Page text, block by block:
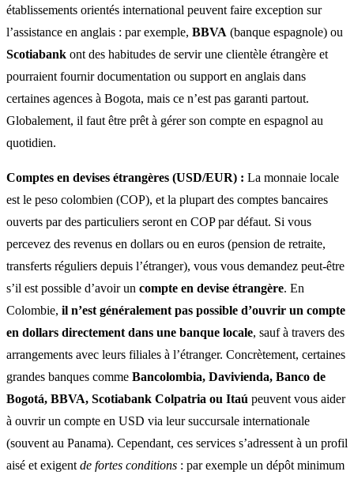
établissements orientés international peuvent faire exception sur
l’assistance en anglais : par exemple, BBVA (banque espagnole) ou
Scotiabank ont des habitudes de servir une clientèle étrangère et
pourraient fournir documentation ou support en anglais dans
certaines agences à Bogota, mais ce n’est pas garanti partout.
Globalement, il faut être prêt à gérer son compte en espagnol au
quotidien.
Comptes en devises étrangères (USD/EUR) : La monnaie locale
est le peso colombien (COP), et la plupart des comptes bancaires
ouverts par des particuliers seront en COP par défaut. Si vous
percevez des revenus en dollars ou en euros (pension de retraite,
transferts réguliers depuis l’étranger), vous vous demandez peut-être
s’il est possible d’avoir un compte en devise étrangère. En
Colombie, il n’est généralement pas possible d’ouvrir un compte
en dollars directement dans une banque locale, sauf à travers des
arrangements avec leurs filiales à l’étranger. Concrètement, certaines
grandes banques comme Bancolombia, Davivienda, Banco de
Bogotá, BBVA, Scotiabank Colpatria ou Itaú peuvent vous aider
à ouvrir un compte en USD via leur succursale internationale
(souvent au Panama). Cependant, ces services s’adressent à un profil
aisé et exigent de fortes conditions : par exemple un dépôt minimum